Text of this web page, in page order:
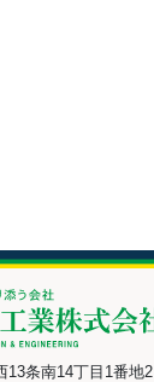
13条南14丁目1番地2